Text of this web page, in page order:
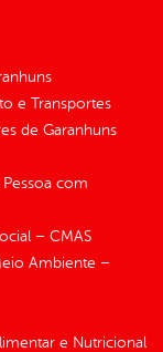
e Transportes
de Garanhuns
com
– CMAS
Ambiente –
e Nutricional